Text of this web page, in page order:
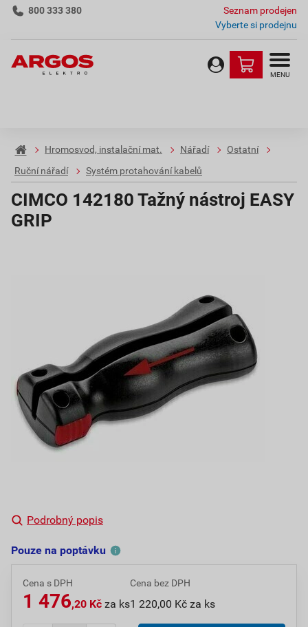
800 333 380
Seznam prodejen
Vyberte si prodejnu
MENU
Hromosvod, instalační mat. Nářadí
Ostatní
Ruční nářadí
Systém protahování kabelů
CIMCO 142180 Tažný nástroj EASY
GRIP
Podrobný popis
Pouze na poptávku
Cena s DPH
1 476,20 Kč za ks
Cena bez DPH
1 220,00 Kč za ks